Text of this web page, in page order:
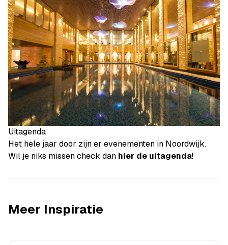
Uitagenda
Het hele jaar door zijn er evenementen in Noordwijk.
Wil je niks missen check dan hier de uitagenda!
Meer Inspiratie